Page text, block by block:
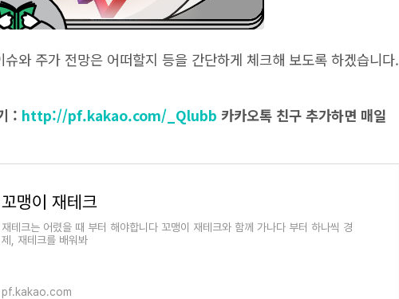
와 주가 전망은 어떠할지 등을 간단하게 체크해 보도록 하겠습니다.
: http://pf.kakao.com/_Qlubb 카카오톡 친구 추가하면 매일
꼬맹이 재테크
재테크는 어렸을 때 부터 해야합니다 꼬맹이 재테크와 함께 가나다 부터 하나씩 경
제, 재테크를 배워봐
pf.kakao.com